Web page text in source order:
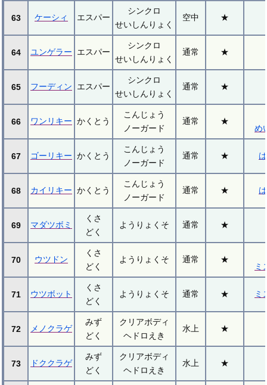
63 ケーシィ エスパー
シンクロ
せいしんりょく
空中 ★
64 ユンゲラー エスパー
シンクロ
せいしんりょく
通常 ★
65 フーディン エスパー
シンクロ
せいしんりょく
通常 ★
66 ワンリキー かくとう
こんじょう
ノーガード
通常 ★
め
67 ゴーリキー かくとう
こんじょう
ノーガード
通常 ★
68 カイリキー かくとう
こんじょう
ノーガード
通常 ★
69 マダツボミ
くさ
どく
ようりょくそ 通常 ★
70 ウツドン
くさ
どく
ようりょくそ 通常 ★
ミ
71 ウツボット
くさ
どく
ようりょくそ 通常 ★ ミ
72 メノクラゲ
みず
どく
クリアボディ
ヘドロえき
水上 ★
73 ドククラゲ
みず
どく
クリアボディ
ヘドロえき
水上 ★